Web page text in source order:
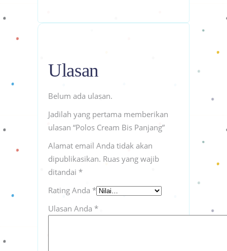
Ulasan
Belum ada ulasan.
Jadilah yang pertama memberikan
ulasan “Polos Cream Bis Panjang”
Alamat email Anda tidak akan
dipublikasikan. Ruas yang wajib
ditandai *
Rating Anda *
Ulasan Anda *